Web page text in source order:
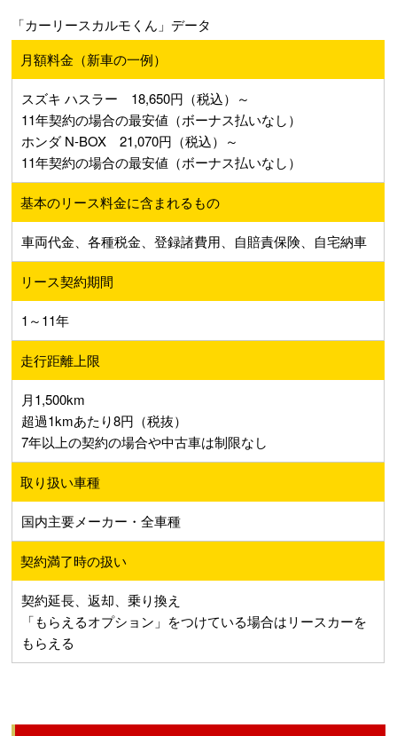
「カーリースカルモくん」データ
月額料金（新車の一例）
スズキ ハスラー 18,650円（税込）～
11年契約の場合の最安値（ボーナス払いなし）
ホンダ N-BOX 21,070円（税込）～
11年契約の場合の最安値（ボーナス払いなし）
基本のリース料金に含まれるもの
車両代金、各種税金、登録諸費用、自賠責保険、自宅納車
リース契約期間
1～11年
走行距離上限
月1,500km
超過1kmあたり8円（税抜）
7年以上の契約の場合や中古車は制限なし
取り扱い車種
国内主要メーカー・全車種
契約満了時の扱い
契約延長、返却、乗り換え
「もらえるオプション」をつけている場合はリースカーを
もらえる